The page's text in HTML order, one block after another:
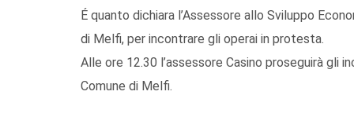
É quanto dichiara l’Assessore allo Sviluppo
di Melfi, per incontrare gli operai in protesta.
Alle ore 12.30 l’assessore Casino proseguirà
Comune di Melfi.